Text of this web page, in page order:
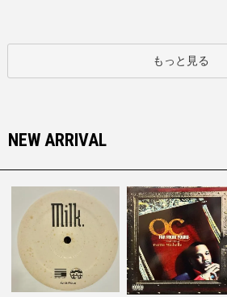
もっと見る
NEW ARRIVAL